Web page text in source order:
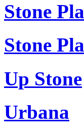
Stone
Stone
Up Stone
Urbana